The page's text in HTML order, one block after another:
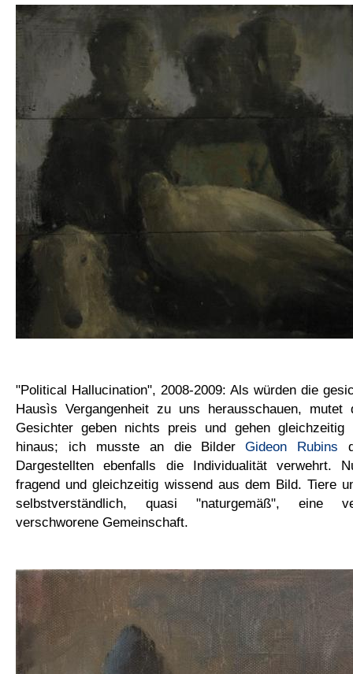
"Political Hallucination", 2008-2009: Als würden die
Hausìs Vergangenheit zu uns herausschauen,
Gesichter geben nichts preis und gehen gleichzeitig
hinaus; ich musste an die BilderGideon Rubins
Dargestellten ebenfalls die Individualität verwehrt.
fragend und gleichzeitig wissend aus dem Bild. Tiere
selbstverständlich, quasi "naturgemäß", eine
verschworene Gemeinschaft.